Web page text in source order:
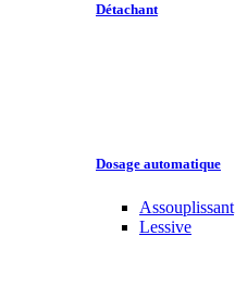
Détachant
Dosage automatique
Assouplissant
Lessive